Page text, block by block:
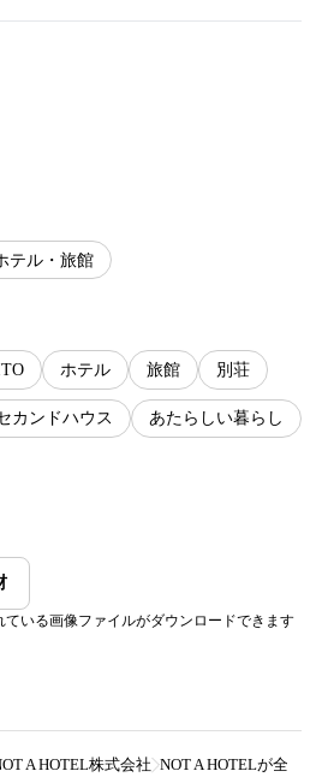
テル・旅館
ホテル 旅館 別荘
カンドハウス あたらしい暮らし
いる画像ファイルがダウンロードできます
A HOTEL株式会社 NOT A HOTELが全国